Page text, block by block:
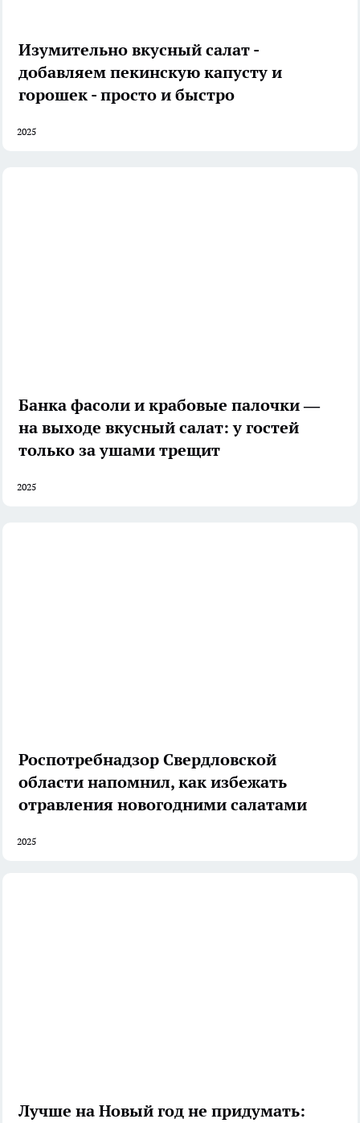
Изумительно вкусный салат -
добавляем пекинскую капусту и
горошек - просто и быстро
2025
Банка фасоли и крабовые палочки —
на выходе вкусный салат: у гостей
только за ушами трещит
2025
Роспотребнадзор Свердловской
области напомнил, как избежать
отравления новогодними салатами
2025
Лучше на Новый год не придумать: